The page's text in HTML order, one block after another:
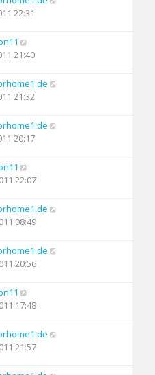
22:31
21:40
21:32
20:17
22:07
08:49
20:56
17:48
21:57